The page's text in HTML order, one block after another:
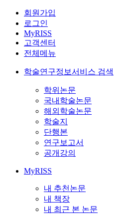
회원가입
로그인
MyRISS
고객센터
전체메뉴
학술연구정보서비스 검색
학위논문
국내학술논문
해외학술논문
학술지
단행본
연구보고서
공개강의
MyRISS
내 추천논문
내 책장
내 최근 본 논문